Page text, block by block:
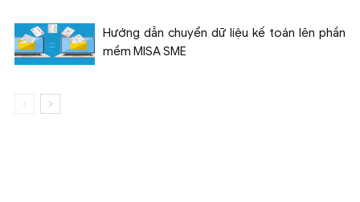
Hướng dẫn chuyển dữ liệu kế toán lên phần
mềm MISA SME